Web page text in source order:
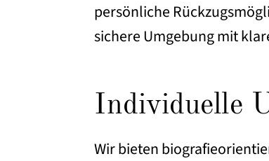
persönliche
sichere Umgebung mit
Individuelle
Wir bieten